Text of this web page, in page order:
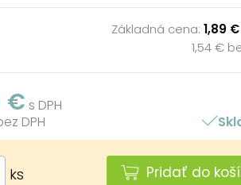
Základná cena: 1,89 €
1,54 €
€ s DPH
DPH
ks Pridať do